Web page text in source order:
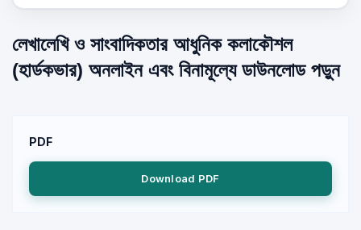
লেখালেখি ও সাংবাদিকতার আধুনিক কলাকৌশল
(হার্ডকভার) অনলাইন এবং বিনামূল্যে ডাউনলোড পড়ুন
PDF
Download PDF